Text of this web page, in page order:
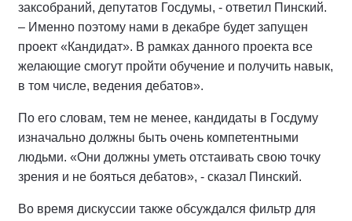
заксобраний, депутатов Госдумы, - ответил Пинский.
– Именно поэтому нами в декабре будет запущен
проект «Кандидат». В рамках данного проекта все
желающие смогут пройти обучение и получить навык,
в том числе, ведения дебатов».
По его словам, тем не менее, кандидаты в Госдуму
изначально должны быть очень компетентными
людьми. «Они должны уметь отстаивать свою точку
зрения и не бояться дебатов», - сказал Пинский.
Во время дискуссии также обсуждался фильтр для